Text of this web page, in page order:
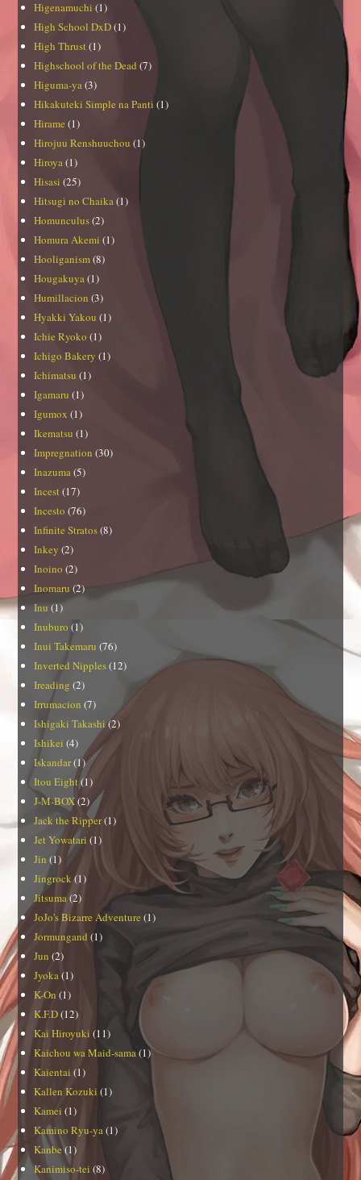
Higenamuchi (1)
High School DxD(1)
High Thrust(1)
Highschool of the Dead (7)
Higuma-ya(3)
Hikakuteki Simple na Panti (1)
Hirame (1)
Hirojuu Renshuuchou (1)
Hiroya(1)
Hisasi (25)
Hitsugi no Chaika(1)
Homunculus(2)
Homura Akemi (1)
Hooliganism(8)
Hougakuya(1)
Humillacion (3)
Hyakki Yakou (1)
Ichie Ryoko (1)
Ichigo Bakery (1)
Ichimatsu (1)
Igamaru (1)
Igumox (1)
Ikematsu (1)
Impregnation (30)
Inazuma(5)
Incest (17)
Incesto (76)
Infinite Stratos(8)
Inkey (2)
Inoino (2)
Inomaru (2)
Inu (1)
Inuburo (1)
Inui Takemaru (76)
Inverted Nipples(12)
Ireading (2)
Irrumacion (7)
Ishigaki Takashi(2)
Ishikei (4)
Iskandar(1)
Itou Eight(1)
J-M-BOX(2)
Jack the Ripper(1)
Jet Yowatari (1)
Jin (1)
Jingrock(1)
Jitsuma(2)
JoJo's Bizarre Adventure (1)
Jormungand (1)
Jun (2)
Jyoka(1)
K-On (1)
K.F.D(12)
Kai Hiroyuki (11)
Kaichou wa Maid-sama(1)
Kaientai (1)
Kallen Kozuki (1)
Kamei (1)
Kamino Ryu-ya(1)
Kanbe(1)
Kanimiso-tei (8)